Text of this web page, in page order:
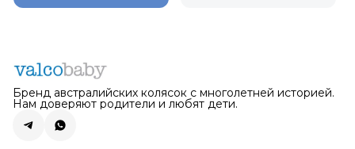
Бренд австралийских колясок с многолетней историей.
Нам доверяют родители и любят дети.